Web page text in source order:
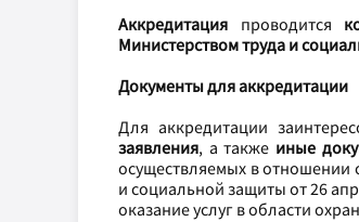
Аккредитация проводится
Министерством труда и
Документы для аккредитации
Для аккредитации
заявления, а также иные
осуществляемых в отношении
и социальной защиты от 26
оказание услуг в области